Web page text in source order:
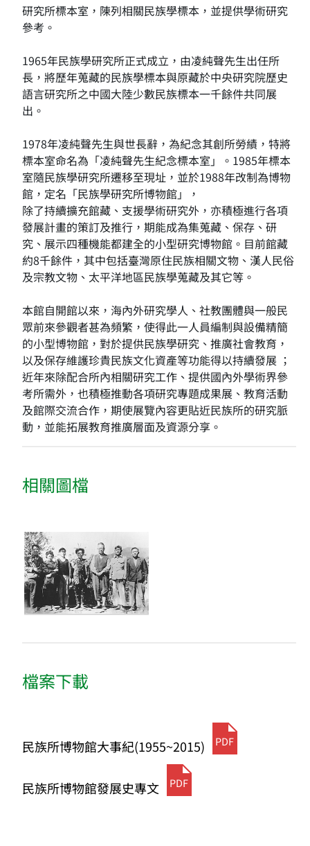
研究所標本室，陳列相關民族學標本，並提供學術研究
參考。
1965年民族學研究所正式成立，由凌純聲先生出任所
長，將歷年蒐藏的民族學標本與原藏於中央研究院歷史
語言研究所之中國大陸少數民族標本一千餘件共同展
出。
1978年凌純聲先生與世長辭，為紀念其創所勞績，特將
標本室命名為「凌純聲先生紀念標本室」。1985年標本
室隨民族學研究所遷移至現址，並於1988年改制為博物
館，定名「民族學研究所博物館」，
除了持續擴充館藏、支援學術研究外，亦積極進行各項
發展計畫的策訂及推行，期能成為集蒐藏、保存、研
究、展示四種機能都建全的小型研究博物館。目前館藏
約8千餘件，其中包括臺灣原住民族相關文物、漢人民俗
及宗教文物、太平洋地區民族學蒐藏及其它等。
本館自開館以來，海內外研究學人、社教團體與一般民
眾前來參觀者甚為頻繁，使得此一人員編制與設備精簡
的小型博物館，對於提供民族學研究、推廣社會教育，
以及保存維護珍貴民族文化資產等功能得以持續發展 ；
近年來除配合所內相關研究工作、提供國內外學術界參
考所需外，也積極推動各項研究專題成果展、教育活動
及館際交流合作，期使展覽內容更貼近民族所的研究脈
動，並能拓展教育推廣層面及資源分享。
相關圖檔
檔案下載
民族所博物館大事紀(1955~2015) PDF
民族所博物館發展史專文 PDF